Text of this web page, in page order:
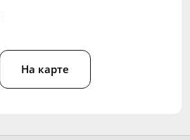
На карте